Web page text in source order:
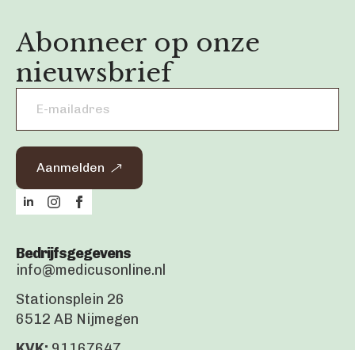
Abonneer op onze
nieuwsbrief
Email
address
Aanmelden
Bedrijfsgegevens
info@medicusonline.nl
Stationsplein 26
6512 AB Nijmegen